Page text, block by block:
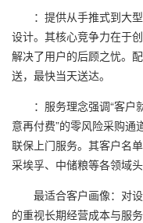
：提供从手推式到大型
设计。其核心竞争力在于
解决了用户的后顾之忧。
送，最快当天送达。
：服务理念强调“客户
意再付费”的零风险采购通
联保上门服务。其客户名
采埃孚、中储粮等各领域
最适合客户画像：对设
的重视长期经营成本与服